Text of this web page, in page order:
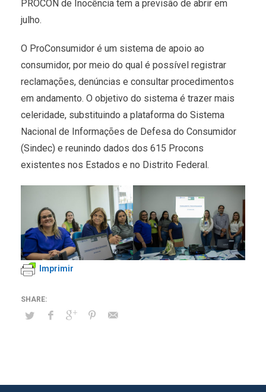
PROCON de Inocência tem a previsão de abrir em
julho.
O ProConsumidor é um sistema de apoio ao
consumidor, por meio do qual é possível registrar
reclamações, denúncias e consultar procedimentos
em andamento. O objetivo do sistema é trazer mais
celeridade, substituindo a plataforma do Sistema
Nacional de Informações de Defesa do Consumidor
(Sindec) e reunindo dados dos 615 Procons
existentes nos Estados e no Distrito Federal.
Imprimir